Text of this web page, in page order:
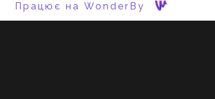
Працює на WonderBy